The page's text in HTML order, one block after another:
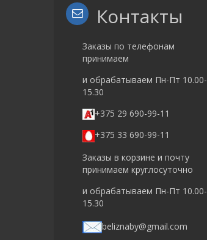
Контакты
Заказы по телефонам
принимаем
и обрабатываем Пн-Пт 10.00-
15.30
+375 29 690-99-11
+375 33 690-99-11
Заказы в корзине и почту
принимаем круглосуточно
и обрабатываем Пн-Пт 10.00-
15.30
beliznaby@gmail.com